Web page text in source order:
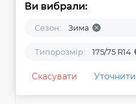
Ви вибрали:
Сезон: Зима
Типорозмір: 175/75 R14
Скасувати Уточнити